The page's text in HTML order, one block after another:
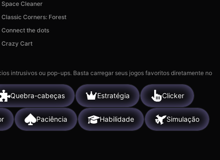
Space Cleaner
Classic Corners: Forest
Connect the dots
Crazy Cart
intrusivos ou pop-ups. Basta carregar seus jogos favoritos diretamente no
Quebra-cabeças Estratégia Clicker
Paciência Habilidade Simulação